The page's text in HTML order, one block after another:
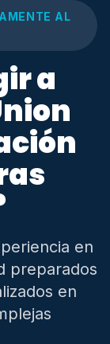
AL
a
en
preparados
en